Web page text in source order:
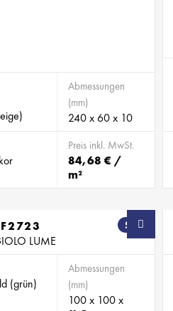
Abmessungen
(mm)
240 x 60 x 10
Preis inkl. MwSt.
84,68 € /
m²
SB
LUME
(grün)
Abmessungen
(mm)
100 x 100 x